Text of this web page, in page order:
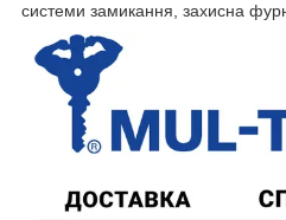
системи замикання, захисна